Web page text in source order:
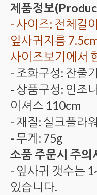
제품정보
- 사이즈: 전체길
잎사귀지름
사이즈보기에서
- 조화구성: 잔줄
- 상품구성: 인조
이셔스 110cm
- 재질: 실크플라
- 무게: 75g
소품 주문시 주의
- 잎사귀 갯수는
있습니다.